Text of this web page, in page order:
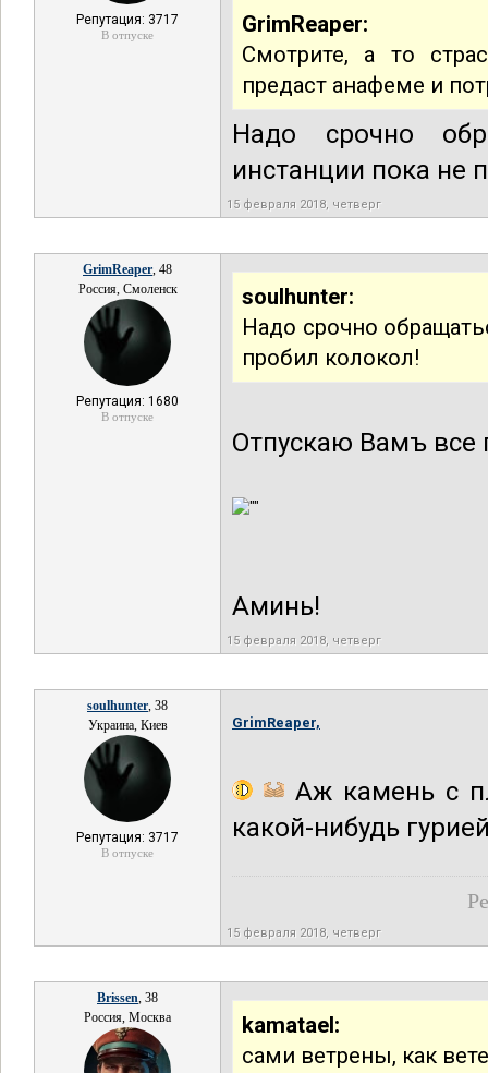
Репутация: 3717
В отпуске
GrimReaper:
Смотрите, а то
предаст анафеме и
Надо срочно
инстанции пока не
15 февраля 2018, четверг
GrimReaper, 48
Россия, Смоленск
Репутация: 1680
В отпуске
soulhunter:
Надо срочно
пробил колокол!
Отпускаю Вамъ все
Аминь!
15 февраля 2018, четверг
soulhunter, 38
Украина, Киев
Репутация: 3717
В отпуске
GrimReaper,
Аж камень с
какой-нибудь
15 февраля 2018, четверг
Brissen, 38
Россия, Москва
kamatael:
сами ветрены, как